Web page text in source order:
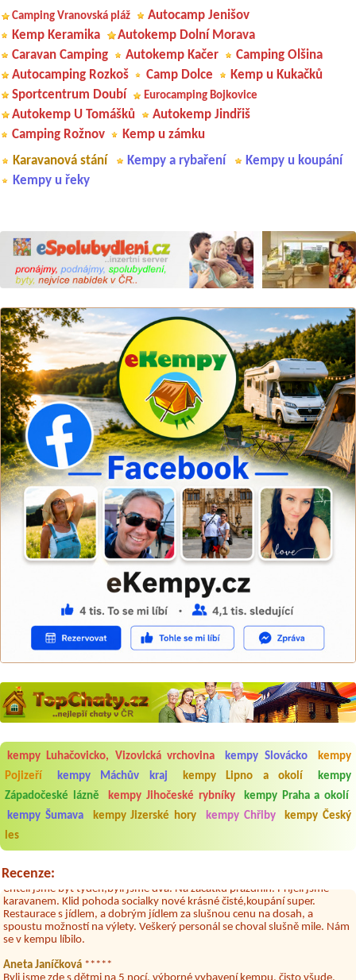
Camping Vranovská pláž
Autocamp Jenišov
Kemp Keramika
Autokemp Dolní Morava
Caravan Camping
Autokemp Kačer
Camping Olšina
Autocamping Rozkoš
Camp Dolce
Kemp u Kukačků
Sportcentrum Doubí
Eurocamping Bojkovice
Autokemp U Tomášků
Autokemp Jindřiš
Camping Rožnov
Kemp u zámku
Karavanová stání
Kempy a rybaření
Kempy u koupání
Kempy u řeky
kempy Luhačovicko, Vizovická vrchovina kempy Slovácko
kempy
Pojizeří
kempy Máchův kraj kempy Lipno a okolí
kempy
Západočeské lázně
kempy Jihočeské rybníky
kempy Praha a okolí
kempy Šumava
kempy Jizerské hory kempy Chřiby
kempy Český
les
Recenze:
Aneta Melicharová***
V umývárně i na WC bylo vždy čisto, doplněný papír i utěrky, což při
množství návštěvníků není samozřejmost. V kempu je obchod a
restaurace, kebab a další občerstvení. Co nás ale velice zklamalo byl
celodenní hluk z repráků u stanů a absolutní bezohlednost ostatních
ubytovaných. Přes den jsem si připadala jak na pouti- z každého koutu
Jana*****
Chtěli jsme být týden,byli jsme dva. Na začátku prázdnin. Přijeli jsme
karavanem. Klid pohoda socialky nové krásné čisté,koupání super.
Restaurace s jídlem, a dobrým jídlem za slušnou cenu na dosah, a
spoustu možností na výlety. Veškerý personál se choval slušně mile. Nám
se v kempu líbilo.
Aneta Janíčková *****
Byli jsme zde s dětmi na 5 nocí, výborné vybavení kempu, čisto všude.